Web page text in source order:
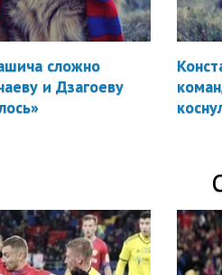
сложно
и Дзагоеву